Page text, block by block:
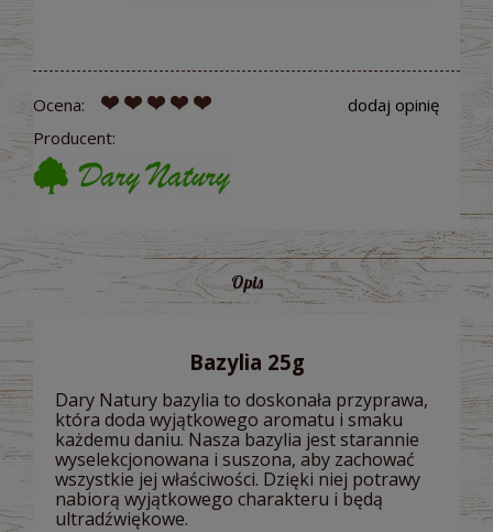
Ocena:
Producent:
dodaj opinię
Opis
Bazylia 25g
Dary Natury bazylia to doskonała przyprawa,
która doda wyjątkowego aromatu i smaku
każdemu daniu. Nasza bazylia jest starannie
wyselekcjonowana i suszona, aby zachować
wszystkie jej właściwości. Dzięki niej potrawy
nabiorą wyjątkowego charakteru i będą
ultradźwiękowe.